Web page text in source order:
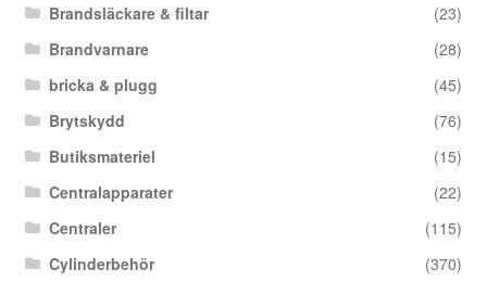
Brandsläckare & filtar
(23)
Brandvarnare
(28)
bricka & plugg
(45)
Brytskydd
(76)
Butiksmateriel
(15)
Centralapparater
(22)
Centraler
(115)
Cylinderbehör
(370)